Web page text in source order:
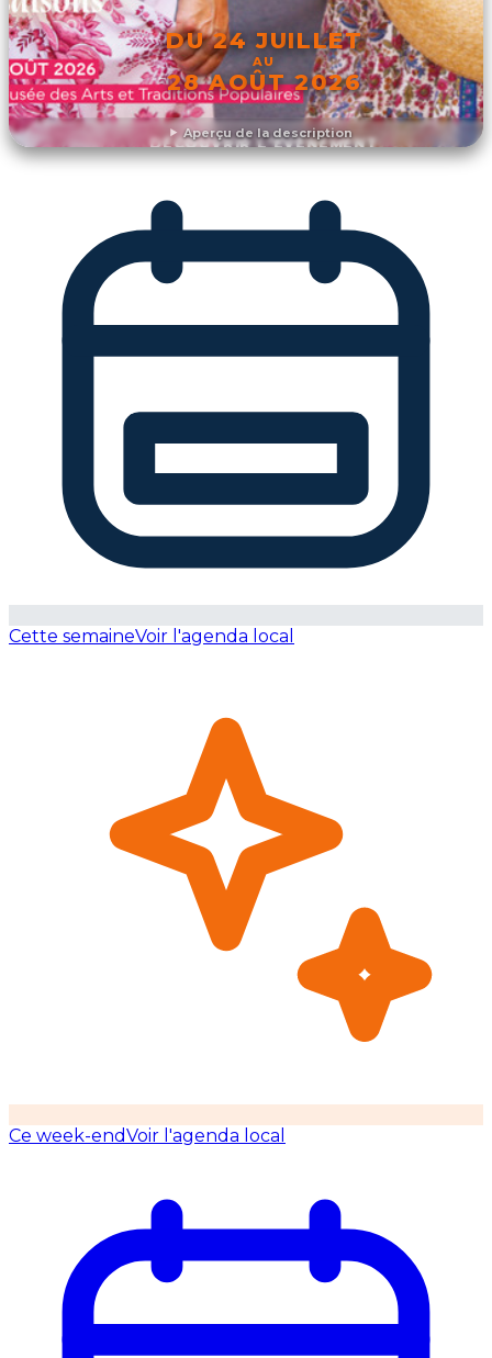
Aperçu de la description
DU 24 JUILLET
AU
28 AOÛT 2026
DÉCOUVRIR L'ÉVÉNEMENT
Cette semaineVoir l'agenda local
Ce week-endVoir l'agenda local